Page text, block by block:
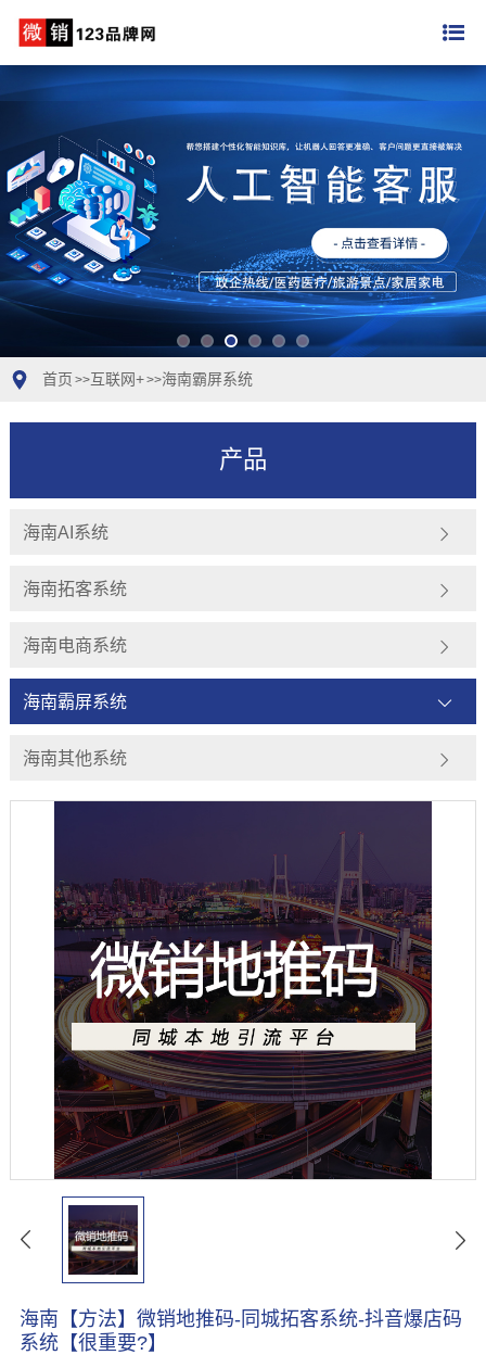
首页 >>互联网+>>海南霸屏系统
产品
海南AI系统
海南拓客系统
海南电商系统
海南霸屏系统
海南其他系统
海南【方法】微销地推码-同城拓客系统-抖音爆店码
系统【很重要?】